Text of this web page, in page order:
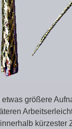
größere
kürzester